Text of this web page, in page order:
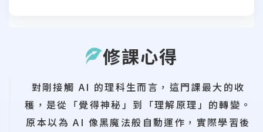
修課心得
對剛接觸 AI 的理科生而言，這門課最大的收
穫，是從「覺得神秘」到「理解原理」的轉變。
原本以為 AI 像黑魔法般自動運作，實際學習後